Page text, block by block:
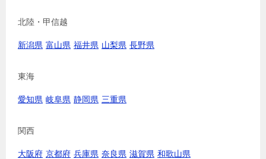
北陸・甲信越
新潟県 富山県 福井県 山梨県 長野県
東海
愛知県 岐阜県 静岡県 三重県
関西
大阪府 京都府 兵庫県 奈良県 滋賀県 和歌山県